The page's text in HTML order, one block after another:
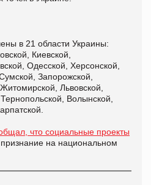
в 21 области Украины:
Киевской,
Одесской, Херсонской,
Запорожской,
Львовской,
Волынской,
что социальные проекты
на национальном